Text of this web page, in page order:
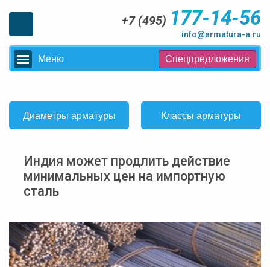
+7 (495) 177-14-56
info@armatura-a.ru
Меню Спецпредложения
Диаметры арматуры Классы арматуры
Индия может продлить действие
минимальных цен на импортную
сталь